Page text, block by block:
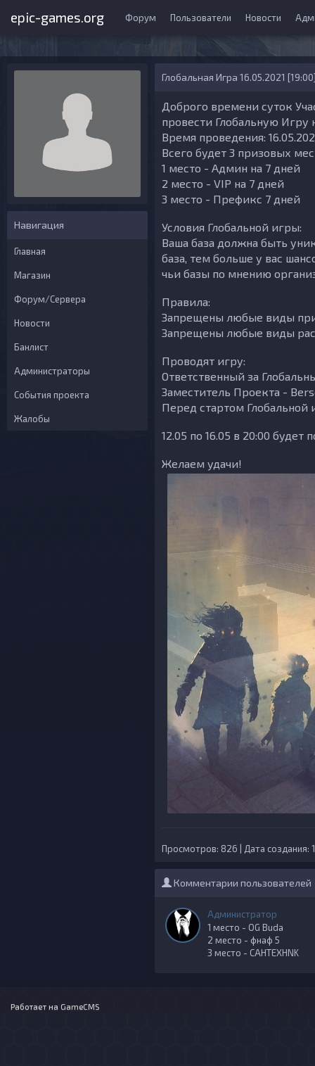
epic-games.org Форум Пользователи Новости
Навигация
Главная
Магазин
Форум/Сервера
Новости
Банлист
Администраторы
События проекта
Жалобы
Глобальная Игра 16.05.2021
Доброго времени суток
провести Глобальную Игру
Время проведения:
Всего будет 3 призовых
1 место - Админ на 7 дней
2 место - VIP на 7 дней
3 место - Префикс 7 дней
Условия Глобальной игры:
Ваша база должна быть
база, тем больше у вас
чьи базы по мнению
Правила:
Запрещены любые виды
Запрещены любые виды
Проводят игру:
Ответственный за
Заместитель Проекта -
Перед стартом
12.05 по 16.05 в 20:00 будет
Желаем удачи!
Просмотров: 826 | Дата создания:
Комментарии пользователей
Администратор
1 место - OG Buda
2 место - фнаф 5
3 место - CAHTEXHNK
Работает на GameCMS